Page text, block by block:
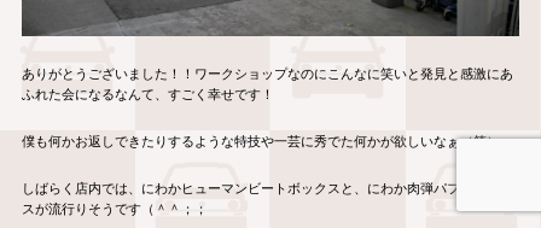
ありがとうございました！！ワークショップなのにこんなに笑いと発見と感激にあ
ふれた会になるなんて、すごく幸せです！
僕も何かお返しできたりするような特技や一芸に秀でた何かが欲しいなぁ（笑）
しばらく店内では、にわかヒューマンビートボックスと、にわか肉弾パフォーマン
スが流行りそうです（＾＾；；